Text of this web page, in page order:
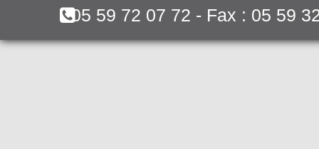
05 59 72 07 72 - Fax : 05 59